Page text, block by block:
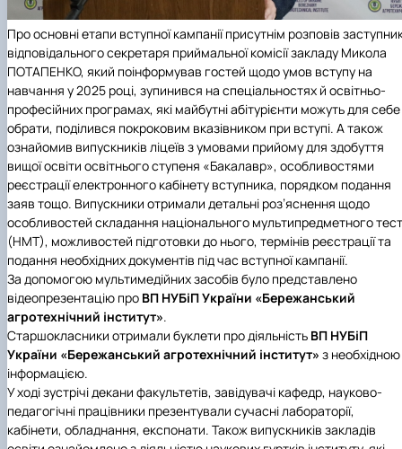
Про основні етапи вступної кампанії присутнім розповів
відповідального секретаря приймальної комісії закладу Микола
ПОТАПЕНКО, який поінформував гостей щодо умов вступу на
навчання у 2025 році, зупинився на спеціальностях й освітньо-
професійних програмах, які майбутні абітурієнти можуть для себе
обрати, поділився покроковим вказівником при вступі. А також
ознайомив випускників ліцеїв з умовами прийому для здобуття
вищої освіти освітнього ступеня «Бакалавр», особливостями
реєстрації електронного кабінету вступника, порядком подання
заяв тощо. Випускники отримали детальні роз’яснення щодо
особливостей складання національного мультипредметного
(НМТ), можливостей підготовки до нього, термінів реєстрації та
подання необхідних документів під час вступної кампанії.
За допомогою мультимедійних засобів було представлено
відеопрезентацію про ВП НУБіП України «Бережанський
агротехнічний інститут».
Старшокласники отримали буклети про діяльність ВП НУБіП
України «Бережанський агротехнічний інститут» з необхідною
інформацією.
У ході зустрічі декани факультетів, завідувачі кафедр, науково-
педагогічні працівники презентували сучасні лабораторії,
кабінети, обладнання, експонати. Також випускників закладів